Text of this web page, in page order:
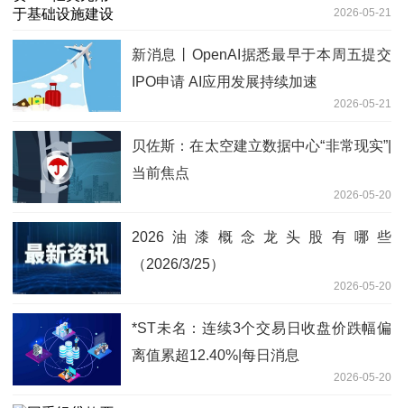
2026-05-21
新消息丨OpenAI据悉最早于本周五提交
IPO申请 AI应用发展持续加速
2026-05-21
贝佐斯：在太空建立数据中心“非常现实”|
当前焦点
2026-05-20
2026油漆概念龙头股有哪些
（2026/3/25）
2026-05-20
*ST未名：连续3个交易日收盘价跌幅偏
离值累超12.40%|每日消息
2026-05-20